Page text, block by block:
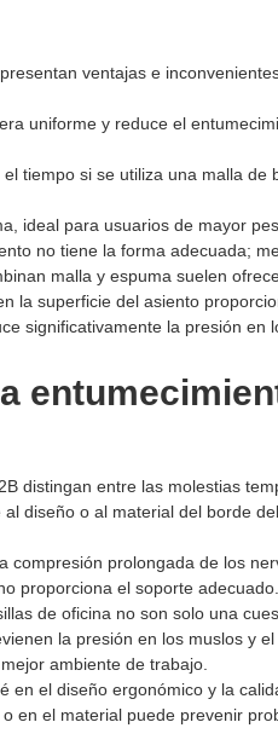
ventajas e
uniforme y reduce el
tiempo si se utiliza una malla de
ideal para usuarios de mayor
no tiene la forma adecuada;
malla y espuma suelen
la superficie del asiento
significativamente la presión en
distingan entre las molestias
diseño o al material del borde
compresión prolongada de los
proporciona el soporte adecuado.
de oficina no son solo una
la presión en los muslos y
ambiente de trabajo.
en el diseño ergonómico y la
en el material puede prevenir